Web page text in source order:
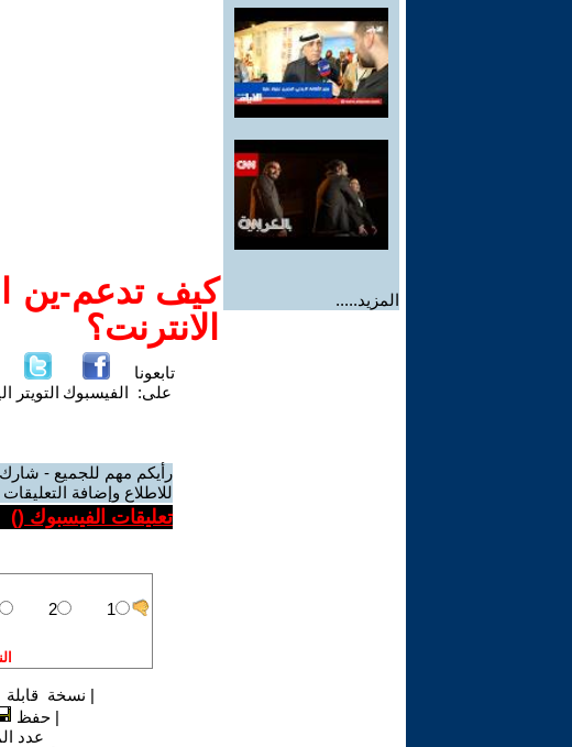
المزيد.....
كيف تدعم-ين
الانترنت؟
تابعونا
على: الفيسبوك التويتر
رأيكم مهم للجميع -
للاطلاع وإضافة
تعليقات الفيسبوك ()
| نسخة قابلة
|حفظ
عدد